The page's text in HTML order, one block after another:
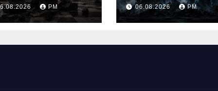
РМ 06.08.2026 РМ